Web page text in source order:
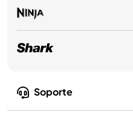
Soporte